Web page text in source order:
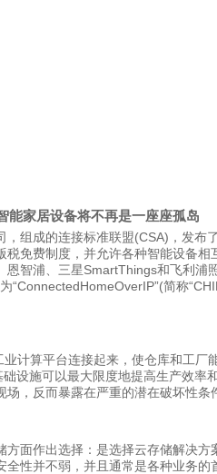
能家居设备将不再是一座座孤岛
组成的连接标准联盟(CSA)，发布
免费制度，并允许各种智能设备
恩智浦、三星SmartThings和飞利浦
“ConnectedHomeOverIP”(简称
计算平台连接起来，使仓库和工厂
设施可以最大限度地提高生产效率
，反而暴露在严重的潜在破坏性条
方面作出选择：是选择云存储解决方
性并不弱，并且通常是各种业务的